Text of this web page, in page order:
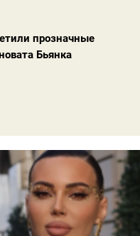
прозначные
Бьянка